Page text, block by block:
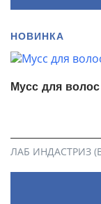
НОВИНКА
Мусс для
ЛАБ ИНДАСТРИЗ